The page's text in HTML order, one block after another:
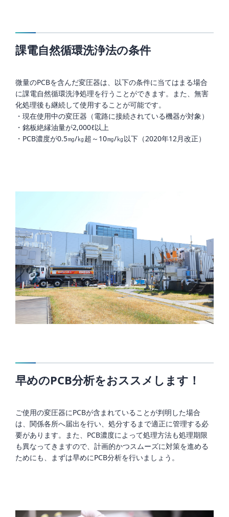
課電自然循環洗浄法の条件
微量のPCBを含んだ変圧器は、以下の条件に当てはまる場合
に課電自然循環洗浄処理を行うことができます。また、無害
化処理後も継続して使用することが可能です。
・現在使用中の変圧器（電路に接続されている機器が対象）
・銘板絶縁油量が2,000ℓ以上
・PCB濃度が0.5㎎/㎏超～10㎎/㎏以下（2020年12月改正）
早めのPCB分析をおススメします！
ご使用の変圧器にPCBが含まれていることが判明した場合
は、関係各所へ届出を行い、処分するまで適正に管理する必
要があります。また、PCB濃度によって処理方法も処理期限
も異なってきますので、計画的かつスムーズに対策を進める
ためにも、まずは早めにPCB分析を行いましょう。